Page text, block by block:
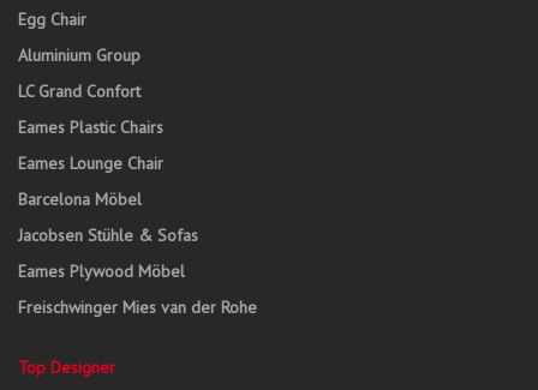
Egg Chair
Aluminium Group
LC Grand Confort
Eames Plastic Chairs
Eames Lounge Chair
Barcelona Möbel
Jacobsen Stühle & Sofas
Eames Plywood Möbel
Freischwinger Mies van der Rohe
Top Designer